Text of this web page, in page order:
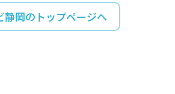
静岡のトップページへ